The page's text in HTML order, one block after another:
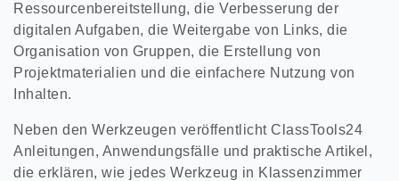
Ressourcenbereitstellung, die Verbesserung der
digitalen Aufgaben, die Weitergabe von Links, die
Organisation von Gruppen, die Erstellung von
Projektmaterialien und die einfachere Nutzung von
Inhalten.
Neben den Werkzeugen veröffentlicht ClassTools24
Anleitungen, Anwendungsfälle und praktische Artikel,
die erklären, wie jedes Werkzeug in Klassenzimmer